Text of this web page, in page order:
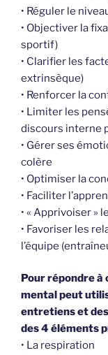
• Réguler le
• Objectiver la
sportif)
• Clarifier les
extrinsèque)
• Renforcer la
• Limiter les
discours interne
• Gérer ses
colère
• Optimiser la
• Faciliter
• « Apprivoiser
• Favoriser les
l’équipe
Pour répondre
mental peut
entretiens et
des 4 éléments
• La respiration